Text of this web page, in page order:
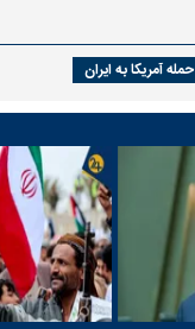
حمله آمریکا به ایران